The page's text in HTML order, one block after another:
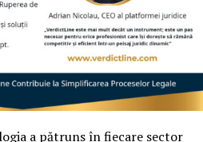
transport frigorific,
animalelor de
normelor legale și sanitare.
– unde proprietarul
său într-o urnă aleasă,
– Memorial Pet
colectivă, la prețuri
a pătruns în fiecare sector